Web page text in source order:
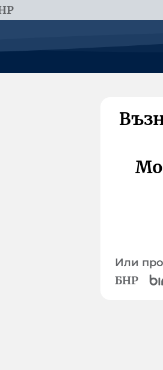
Или
БНР